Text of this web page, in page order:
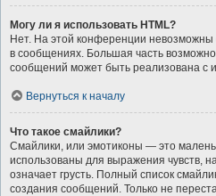
Могу ли я использовать HTML?
Нет. На этой конференции невозможны
в сообщениях. Большая часть
сообщений может быть реализована с
Вернуться к началу
Что такое смайлики?
Смайлики, или эмотиконы — это
использованы для выражения чувств,
означает грусть. Полный список
создания сообщений. Только не